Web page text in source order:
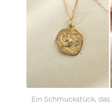
Ein Schmuckstück,